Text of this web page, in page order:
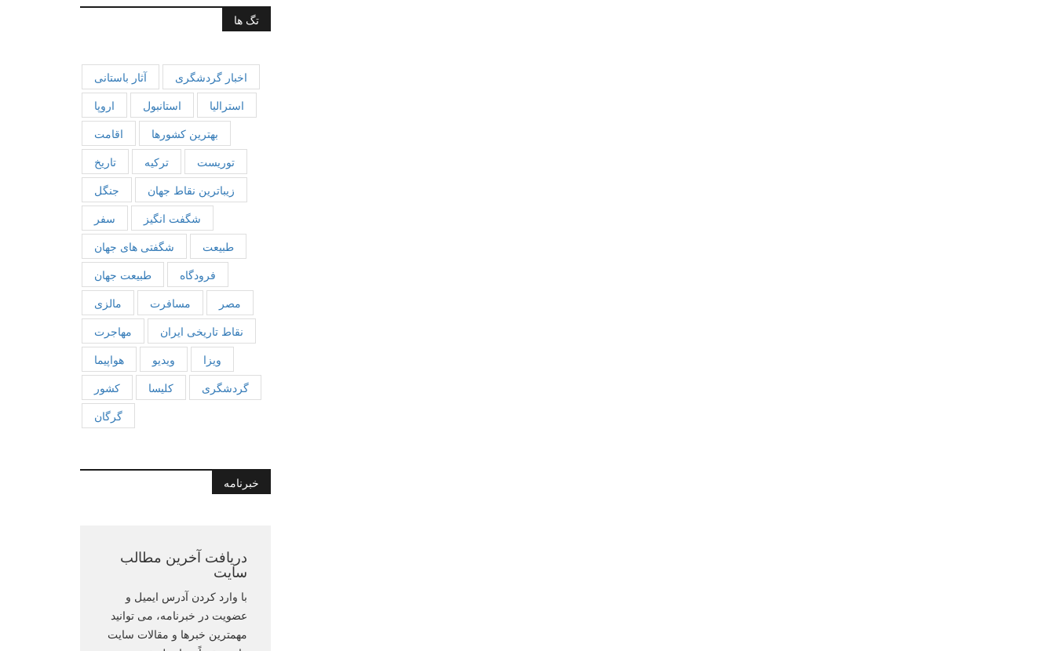
تگ ها
آثار باستانی
اخبار گردشگری
اروپا
استانبول
استرالیا
اقامت
بهترین کشورها
تاریخ
ترکیه
توریست
جنگل
زیباترین نقاط جهان
سفر
شگفت انگیز
شگفتی های جهان
طبیعت
طبیعت جهان
فرودگاه
مالزی
مسافرت
مصر
مهاجرت
نقاط تاریخی ایران
هواپیما
ویدیو
ویزا
کشور
کلیسا
گردشگری
گرگان
خبرنامه
دریافت آخرین مطالب
سایت
با وارد کردن آدرس ایمیل و
عضویت در خبرنامه، می توانید
مهمترین خبرها و مقالات سایت